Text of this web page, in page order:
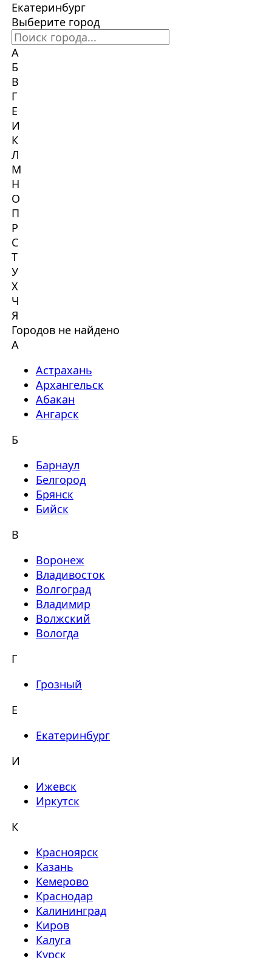
Екатеринбург
Выберите город
А
Б
В
Г
Е
И
К
Л
М
Н
О
П
Р
С
Т
У
Х
Ч
Я
Городов не найдено
А
Астрахань
Архангельск
Абакан
Ангарск
Б
Барнаул
Белгород
Брянск
Бийск
В
Воронеж
Владивосток
Волгоград
Владимир
Волжский
Вологда
Г
Грозный
Е
Екатеринбург
И
Ижевск
Иркутск
К
Красноярск
Казань
Кемерово
Краснодар
Калининград
Киров
Калуга
Курск